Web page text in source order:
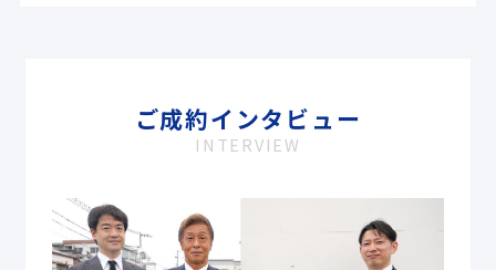
ご成約インタビュー
INTERVIEW